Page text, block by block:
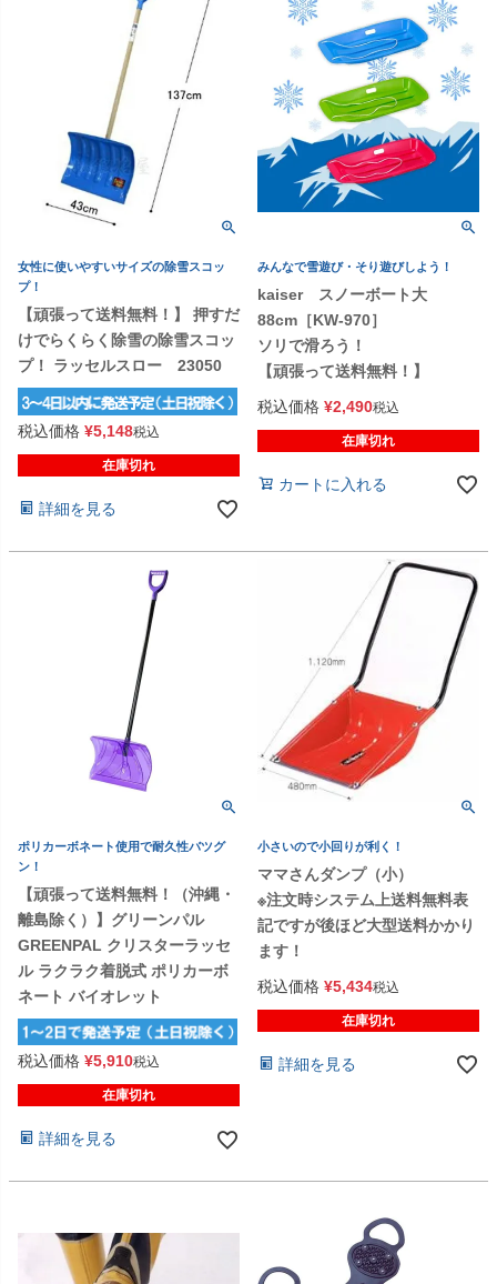
女性に使いやすいサイズの除雪スコッ
プ！
【頑張って送料無料！】 押すだ
けでらくらく除雪の除雪スコッ
プ！ ラッセルスロー 23050
税込価格 ¥5,148税込
在庫切れ
詳細を見る
みんなで雪遊び・そり遊びしよう！
kaiser スノーボート大
88cm［KW-970］
ソリで滑ろう！
【頑張って送料無料！】
税込価格 ¥2,490税込
在庫切れ
カートに入れる
ポリカーボネート使用で耐久性バツグ
ン！
【頑張って送料無料！（沖縄・
離島除く）】グリーンパル
GREENPAL クリスターラッセ
ル ラクラク着脱式 ポリカーボ
ネート バイオレット
税込価格 ¥5,910税込
在庫切れ
詳細を見る
小さいので小回りが利く！
ママさんダンプ（小）
※注文時システム上送料無料表
記ですが後ほど大型送料かかり
ます！
税込価格 ¥5,434税込
在庫切れ
詳細を見る